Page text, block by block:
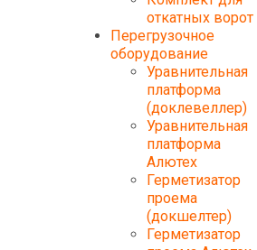
откатных ворот
Перегрузочное
оборудование
Уравнительная
платформа
(доклевеллер)
Уравнительная
платформа
Алютех
Герметизатор
проема
(докшелтер)
Герметизатор